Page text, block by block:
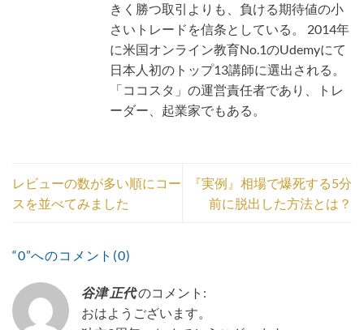
きく勝つ取引よりも、負ける期待値の小
さいトレードを信条としている。 2014年
に米国オンライン教育No.1のUdemyにて
日本人初のトップ13講師に選出される。
「ココスタ」の運営責任者であり、トレ
ーダー、起業家でもある。
レビューの数が多い順にコー
スを並べてみました
『実例』相場で爆死する5分
前に脱出した方法とは？
“0”へのコメント(0)
谷津 正代のコメント:
おはようございます。